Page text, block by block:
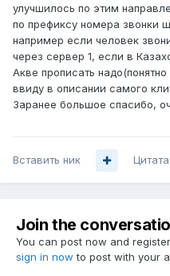
улучшилось по этим
по префиксу номера звонки
например если человек
через сервер 1, если в
Акве прописать
ввиду в описании самого
Заранее большое спасибо,
Вставить ник Цитата
Join the
You can post now and
sign in now to post with your